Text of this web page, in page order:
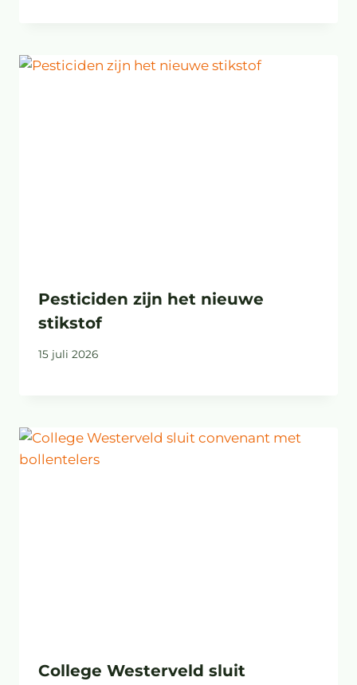
Pesticiden zijn het nieuwe
stikstof
15 juli 2026
College Westerveld sluit